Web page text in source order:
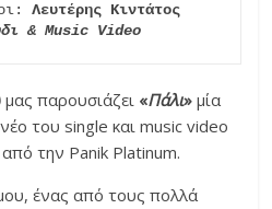
Λευτέρης Κιντάτος
& Music Video
μας παρουσιάζει «Πάλι»μία
του single και music video
την Panik Platinum.
ένας από τους πολλά